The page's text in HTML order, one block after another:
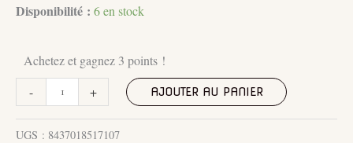
Disponibilité : 6 en stock
Achetez et gagnez 3 points !
-
de
+ AJOUTER AU PANIER
UGS : 8437018517107